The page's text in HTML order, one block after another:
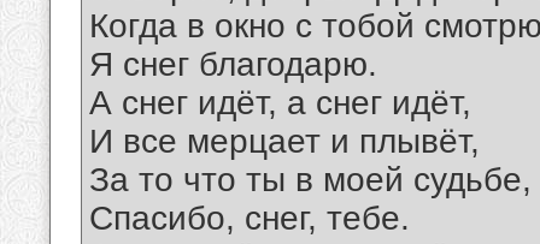
Когда в окно с тобой
Я снег благодарю.
А снег идёт, а снег идёт,
И все мерцает и плывёт,
За то что ты в моей судьбе,
Спасибо, снег, тебе.